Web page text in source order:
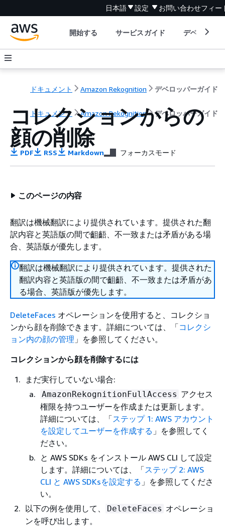
日本語 設定 お問い合わせフィー
開始する サービスガイド デベロッパ
ドキュメント Amazon Rekognition デベロッパーガイド
ドキュメント Amazon Rekognition デベロッパーガイド
コレクションからの
顔の削除
PDF RSS Markdown フォーカスモード
このページの内容
翻訳は機械翻訳により提供されています。提供された翻
訳内容と英語版の間で齟齬、不一致または矛盾がある場
合、英語版が優先します。
翻訳は機械翻訳により提供されています。提供された
翻訳内容と英語版の間で齟齬、不一致または矛盾があ
る場合、英語版が優先します。
DeleteFaces オペレーションを使用すると、コレクショ
ンから顔を削除できます。詳細については、「コレクシ
ョン内の顔の管理 」を参照してください。
コレクションから顔を削除するには
まだ実行していない場合:
AmazonRekognitionFullAccess アクセス
権限を持つユーザーを作成または更新します。
詳細については、「ステップ 1: AWS アカウント
を設定してユーザーを作成する 」を参照してく
ださい。
と AWS SDKs をインストール AWS CLI して設定
します。詳細については、「ステップ 2: AWS
CLI と AWS SDKsを設定する 」を参照してくださ
い。
以下の例を使用して、
DeleteFaces オペレーショ
ンを呼び出します。